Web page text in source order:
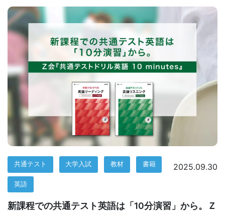
意
し
て
い
す。
共通テスト 大学入試 教材 書籍
英語
2025.09.30
新課程での共通テスト英語は「10分演習」から。Ｚ